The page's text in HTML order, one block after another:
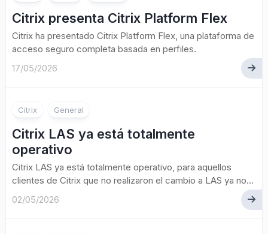
Citrix presenta Citrix Platform Flex
Citrix ha presentado Citrix Platform Flex, una plataforma de
acceso seguro completa basada en perfiles.
17/05/2026
Citrix General
Citrix LAS ya está totalmente
operativo
Citrix LAS ya está totalmente operativo, para aquellos
clientes de Citrix que no realizaron el cambio a LAS ya no...
02/05/2026